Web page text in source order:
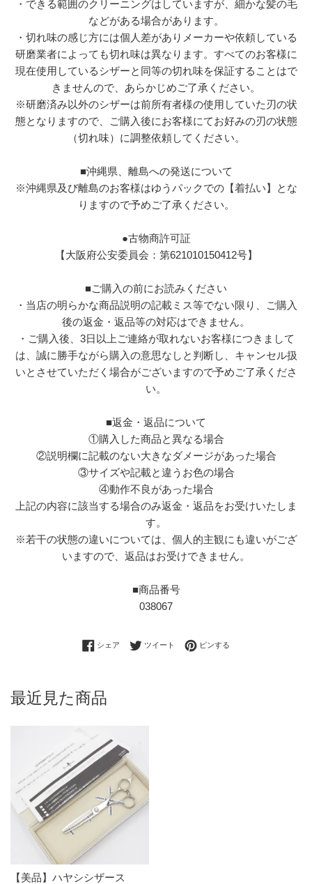
・できる範囲のクリーニングはしていますが、細かな髪の毛
などがある場合があります。
・切れ味の感じ方には個人差がありメーカーや依頼している
研磨業者によっても切れ味は異なります。すべてのお客様に
現在使用しているシザーと同等の切れ味を保証することはで
きませんので、あらかじめご了承ください。
※研磨済み以外のシザーは前所有者様の使用していた刃の状
態となりますので、ご購入後にお客様にてお好みの刃の状態
（切れ味）に調整依頼してください。
■沖縄県、離島への発送について
※沖縄県及び離島のお客様はゆうパックでの【着払い】とな
りますので予めご了承ください。
●古物商許可証
【大阪府公安委員会：第621010150412号】
■ご購入の前にお読みください
・当店の明らかな商品説明の記載ミス等でない限り、ご購入
後の返金・返品等の対応はできません。
・ご購入後、3日以上ご連絡が取れないお客様につきまして
は、誠に勝手ながら購入の意思なしと判断し、キャンセル扱
いとさせていただく場合がございますので予めご了承くださ
い。
■返金・返品について
①購入した商品と異なる場合
②説明欄に記載のない大きなダメージがあった場合
③サイズや記載と違うお色の場合
④動作不良があった場合
上記の内容に該当する場合のみ返金・返品をお受けいたしま
す。
※若干の状態の違いについては、個人的主観にも違いがござ
いますので、返品はお受けできません。
■商品番号
038067
シェア Facebookでシェアする
ツイート Twitterに投稿する
ピンする
最近見た商品
【美品】ハヤシシザース